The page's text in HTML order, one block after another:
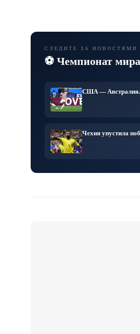
СЛЕДИТЕ ЗА НОВОСТЯМИ
⚽ Чемпионат
США — Австралия.
Чехия упустила